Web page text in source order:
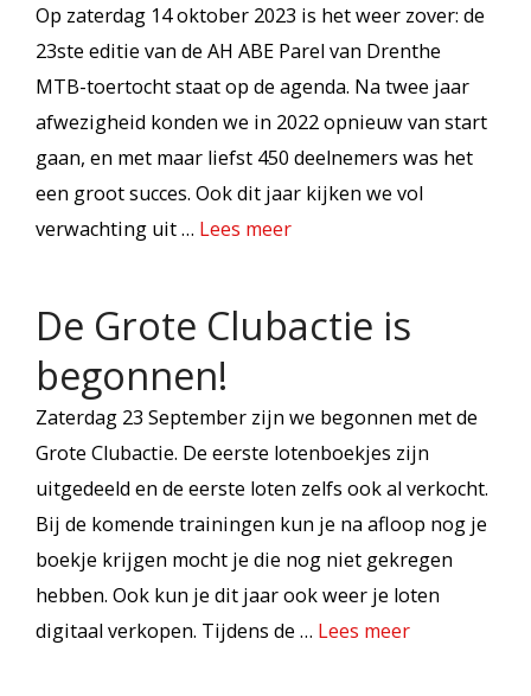
Op zaterdag 14 oktober 2023 is het weer zover: de
23ste editie van de AH ABE Parel van Drenthe
MTB-toertocht staat op de agenda. Na twee jaar
afwezigheid konden we in 2022 opnieuw van start
gaan, en met maar liefst 450 deelnemers was het
een groot succes. Ook dit jaar kijken we vol
verwachting uit … Lees meer
De Grote Clubactie is
begonnen!
Zaterdag 23 September zijn we begonnen met de
Grote Clubactie. De eerste lotenboekjes zijn
uitgedeeld en de eerste loten zelfs ook al verkocht.
Bij de komende trainingen kun je na afloop nog je
boekje krijgen mocht je die nog niet gekregen
hebben. Ook kun je dit jaar ook weer je loten
digitaal verkopen. Tijdens de … Lees meer